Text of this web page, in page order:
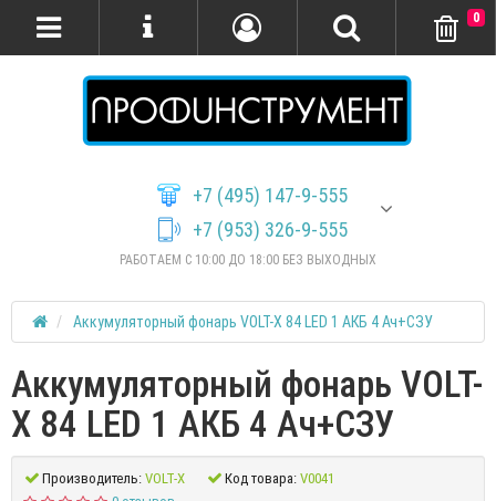
+7 (495) 147-9-555
+7 (953) 326-9-555
РАБОТАЕМ С 10:00 ДО 18:00 БЕЗ ВЫХОДНЫХ
0
Аккумуляторный фонарь VOLT-X 84 LED 1 АКБ 4 Ач+СЗУ
Аккумуляторный фонарь VOLT-
X 84 LED 1 АКБ 4 Ач+СЗУ
Производитель: VOLT-X Код товара: V0041